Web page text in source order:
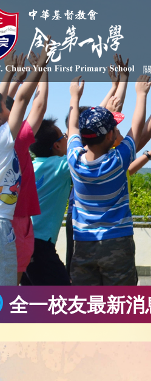
全一校友最新消